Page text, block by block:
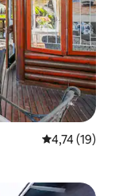
Évaluation
4,74 (19)